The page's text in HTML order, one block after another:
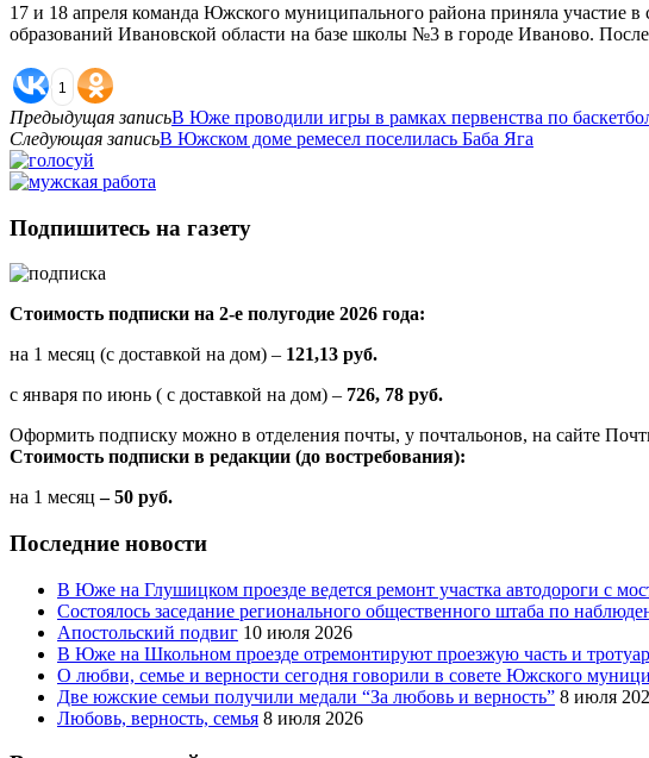
17 и 18 апреля команда Южского муниципального района приняла участие
образований Ивановской области на базе школы №3 в городе Иваново.
1
Предыдущая записьВ Юже проводили игры в рамках первенства по
Следующая записьВ Южском доме ремесел поселилась Баба Яга
Подпишитесь на газету
Стоимость подписки на 2-е полугодие 2026 года:
на 1 месяц (с доставкой на дом) – 121,13 руб.
с января по июнь ( с доставкой на дом) – 726, 78 руб.
Оформить подписку можно в отделения почты, у почтальонов, на сайте
Стоимость подписки в редакции (до востребования):
на 1 месяц – 50 руб.
Последние новости
В Юже на Глушицком проезде ведется ремонт участка автодороги с
Состоялось заседание регионального общественного штаба по
Апостольский подвиг 10 июля 2026
В Юже на Школьном проезде отремонтируют проезжую часть и
О любви, семье и верности сегодня говорили в совете Южского
Две южские семьи получили медали “За любовь и верность” 8 июля
Любовь, верность, семья 8 июля 2026